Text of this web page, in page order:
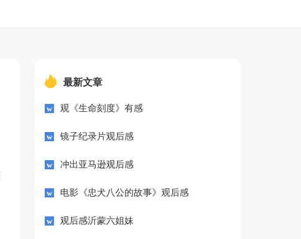
最新文章
观《生命刻度》有感
镜子纪录片观后感
冲出亚马逊观后感
电影《忠犬八公的故事》观后感
观后感沂蒙六姐妹